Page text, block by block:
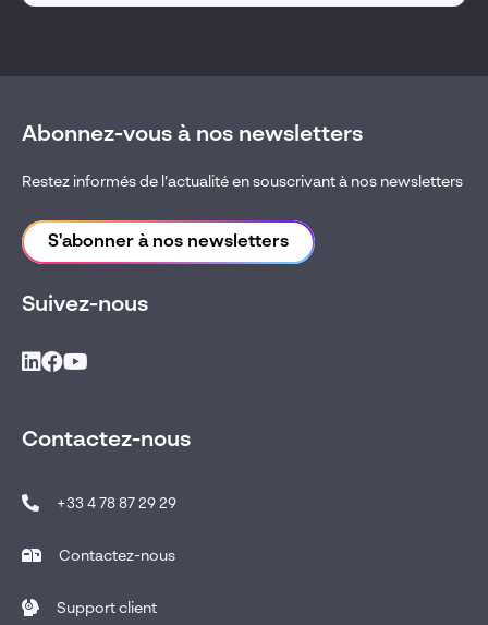
Abonnez-vous à nos newsletters
Restez informés de l’actualité en souscrivant à nos newsletters
S'abonner à nos newsletters
Suivez-nous
Contactez-nous
+33 4 78 87 29 29
Contactez-nous
Support client